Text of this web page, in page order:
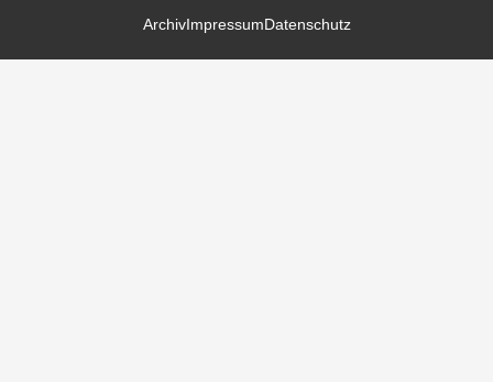
ArchivImpressumDatenschutz